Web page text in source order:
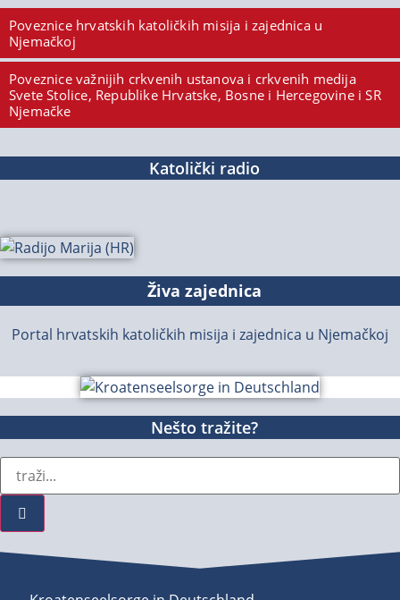
Poveznice hrvatskih katoličkih misija i zajednica u
Njemačkoj
Poveznice važnijih crkvenih ustanova i crkvenih medija
Svete Stolice, Republike Hrvatske, Bosne i Hercegovine i SR
Njemačke
Katolički radio
Živa zajednica
Portal hrvatskih katoličkih misija i zajednica u Njemačkoj
Nešto tražite?